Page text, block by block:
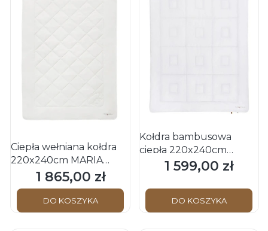
Ciepła wełniana kołdra
220x240cm MARIA
Schwarzwald OBB
Cena
1 865,00 zł
DO KOSZYKA
Kołdra bambusowa
ciepła 220x240cm
BIANCA Duo
Schwarzwald OBB
Cena
1 599,00 zł
DO KOSZYKA